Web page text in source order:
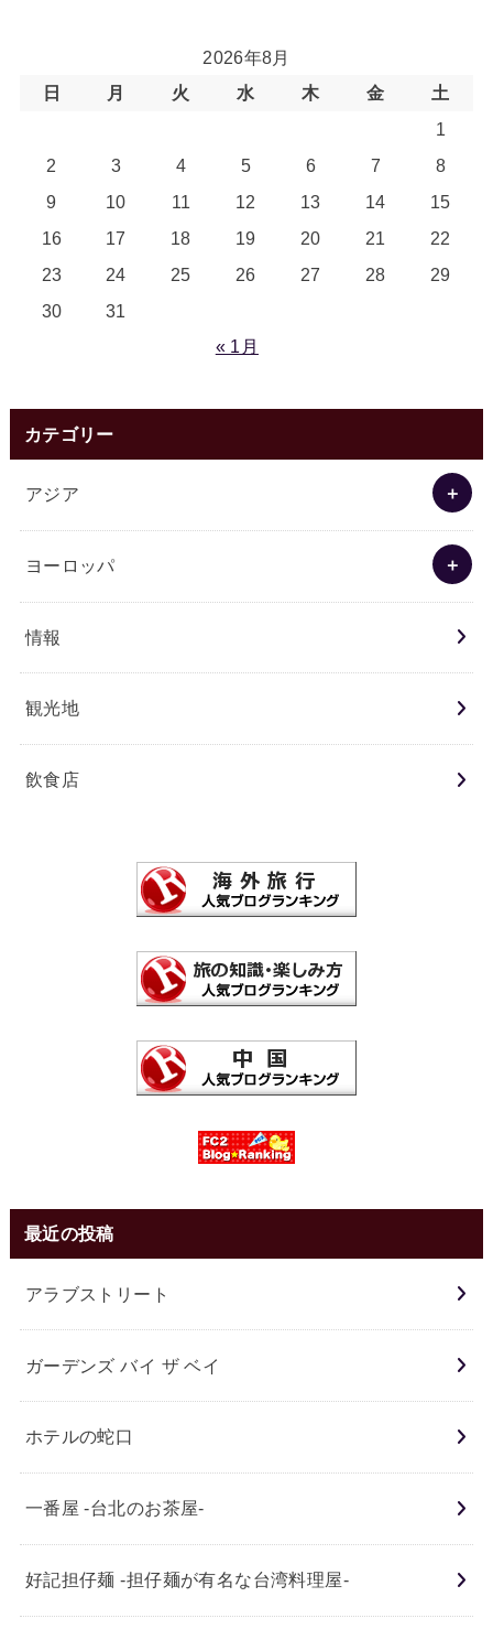
2026年8月
日
月 火 水 木 金
土
1
2
3 4 5 6 7
8
9
10 11 12 13 14
15
16
17 18 19 20 21
22
23
24 25 26 27 28
29
30
31
« 1月
カテゴリー
アジア
ヨーロッパ
情報
観光地
飲食店
最近の投稿
アラブストリート
ガーデンズ バイ ザ ベイ
ホテルの蛇口
一番屋 -台北のお茶屋-
好記担仔麺 -担仔麺が有名な台湾料理屋-